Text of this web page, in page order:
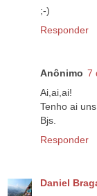
;-)
Responder
Anônimo 7
Ai,ai,ai!
Tenho ai
Bjs.
Responder
Daniel